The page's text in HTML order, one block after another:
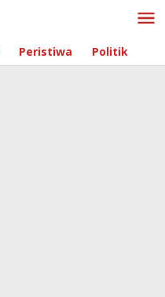
Peristiwa Politik